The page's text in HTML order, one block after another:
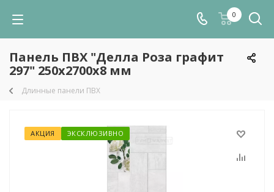
0
Панель ПВХ "Делла Роза графит
297" 250х2700х8 мм
Длинные панели ПВХ
АКЦИЯ ЭКСКЛЮЗИВНО